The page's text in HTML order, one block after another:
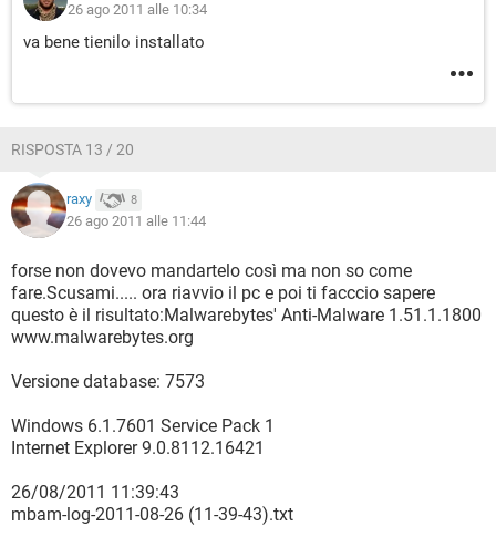
26 ago 2011 alle 10:34
va bene tienilo installato
RISPOSTA 13 / 20
raxy 8
26 ago 2011 alle 11:44
forse non dovevo mandartelo così ma non so come
fare.Scusami..... ora riavvio il pc e poi ti facccio sapere
questo è il risultato:Malwarebytes' Anti-Malware 1.51.1.1800
www.malwarebytes.org
Versione database: 7573
Windows 6.1.7601 Service Pack 1
Internet Explorer 9.0.8112.16421
26/08/2011 11:39:43
mbam-log-2011-08-26 (11-39-43).txt